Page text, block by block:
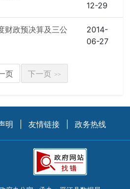
12-29
财政预决算及三公
2014-
06-27
页 下一页 >>
明 友情链接 政务热线